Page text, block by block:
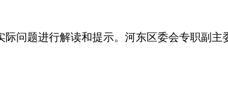
题进行解读和提示。河东区委会专职副主